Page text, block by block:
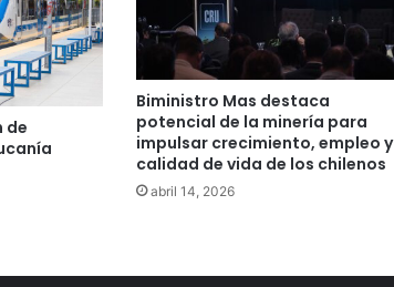
de
Biministro Mas destaca
potencial de la minería para
impulsar crecimiento, empleo y
calidad de vida de los chilenos
abril 14, 2026